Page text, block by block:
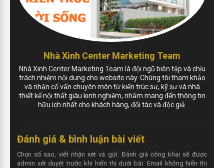
Nhà Xinh Center Marketing Team
Nhà Xinh Center Marketing Team là đội ngũ biên tập và chịu
trách nhiệm nội dung cho website này. Chúng tôi tham khảo
và nhận cố vấn chuyên môn từ kiến trúc sư, kỹ sư và nhà
thiết kế nội thất giàu kinh nghiệm, nhằm mang đến thông tin
hữu ích nhất cho khách hàng, đối tác và độc giả.
Đánh giá & bình luận bài viết
Chọn số sao, viết nhận xét và gửi. Đánh giá công khai sẽ được
admin xét duyệt trước khi hiển thị dưới bài. Email không hiển thị